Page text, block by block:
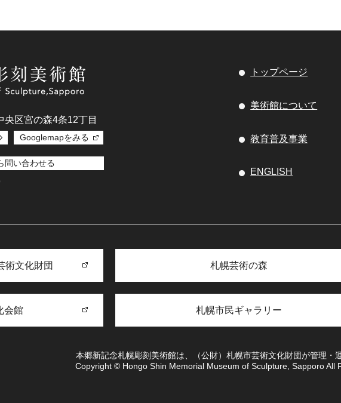
央区宮の森4条12丁目
Googlemapをみる
問い合わせる
トップページ
美術館について
教育普及事業
ENGLISH
術文化財団 札幌芸術の森
会館 札幌市民ギャラリー
本郷新記念札幌彫刻美術館は、（公財）札幌市芸術文化財団が管理・
Copyright © Hongo Shin Memorial Museum of Sculpture, Sapporo All